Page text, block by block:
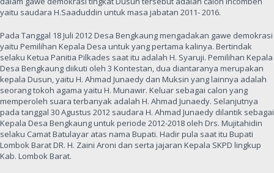
yaitu saudara H.Saaduddin untuk masa jabatan 2011- 2016.
Pada Tanggal 18 Juli 2012 Desa Bengkaung mengadakan gawe demokrasi
yaitu Pemilihan Kepala Desa untuk yang pertama kalinya. Bertindak
selaku Ketua Panitia Pilkades saat itu adalah H. Syaruji. Pemilihan Kepala
Desa Bengkaung diikuti oleh 3 Kontestan, dua diantaranya merupakan
kepala Dusun, yaitu H. Ahmad Junaedy dan Muksin yang lainnya adalah
seorang tokoh agama yaitu H. Munawir. Keluar sebagai calon yang
memperoleh suara terbanyak adalah H. Ahmad Junaedy. Selanjutnya
pada tanggal 30 Agustus 2012 saudara H. Ahmad Junaedy dilantik sebagai
Kepala Desa Bengkaung untuk periode 2012-2018 oleh Drs. Mujitahidin
selaku Camat Batulayar atas nama Bupati. Hadir pula saat itu Bupati
Lombok Barat DR. H. Zaini Aroni dan serta jajaran Kepala SKPD lingkup
Kab. Lombok Barat.